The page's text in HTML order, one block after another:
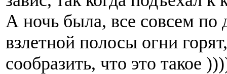
А ночь была, все совсем по
взлетной полосы огни
сообразить, что это такое